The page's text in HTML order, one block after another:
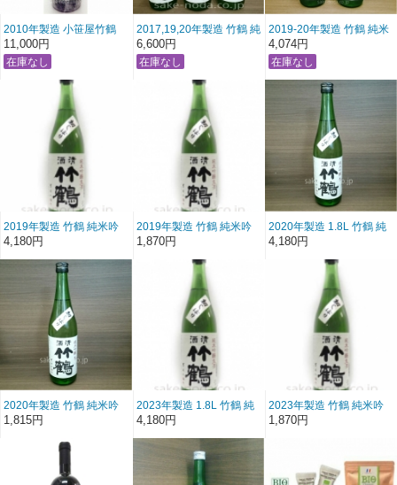
2010年製造 小笹屋竹鶴
生酛 純米吟醸原酒
1800ml
11,000円
2017,19,20年製造 竹鶴 純
米吟醸生酒 初しぼり 「飲
み比べ３本セット」
720ml×3
6,600円
2019-20年製造 竹鶴 純米
吟醸生酒 初しぼり 「飲み
比べ2本セット」
720ml×2
4,074円
2019年製造 竹鶴 純米吟
醸生酒 初しぼり (1800ml)
4,180円
2019年製造 竹鶴 純米吟
醸生酒 初しぼり (720ml)
1,870円
2020年製造 1.8L 竹鶴 純
米吟醸生酒 初しぼり
4,180円
2020年製造 竹鶴 純米吟
醸生酒 初しぼり 720ml
1,815円
2023年製造 1.8L 竹鶴 純
米吟醸生酒 初しぼり
4,180円
2023年製造 竹鶴 純米吟
醸生酒 初しぼり (720ml)
1,870円